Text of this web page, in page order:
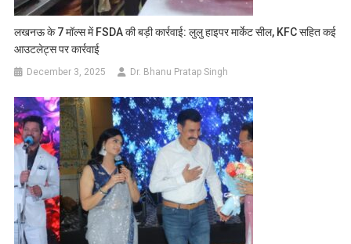
लखनऊ के 7 मॉल्स में FSDA की बड़ी कार्रवाई: लुलु हाइपर मार्केट सील, KFC सहित कई
आउटलेट्स पर कार्रवाई
December 3, 2025 Dr. Bhanu Pratap Singh